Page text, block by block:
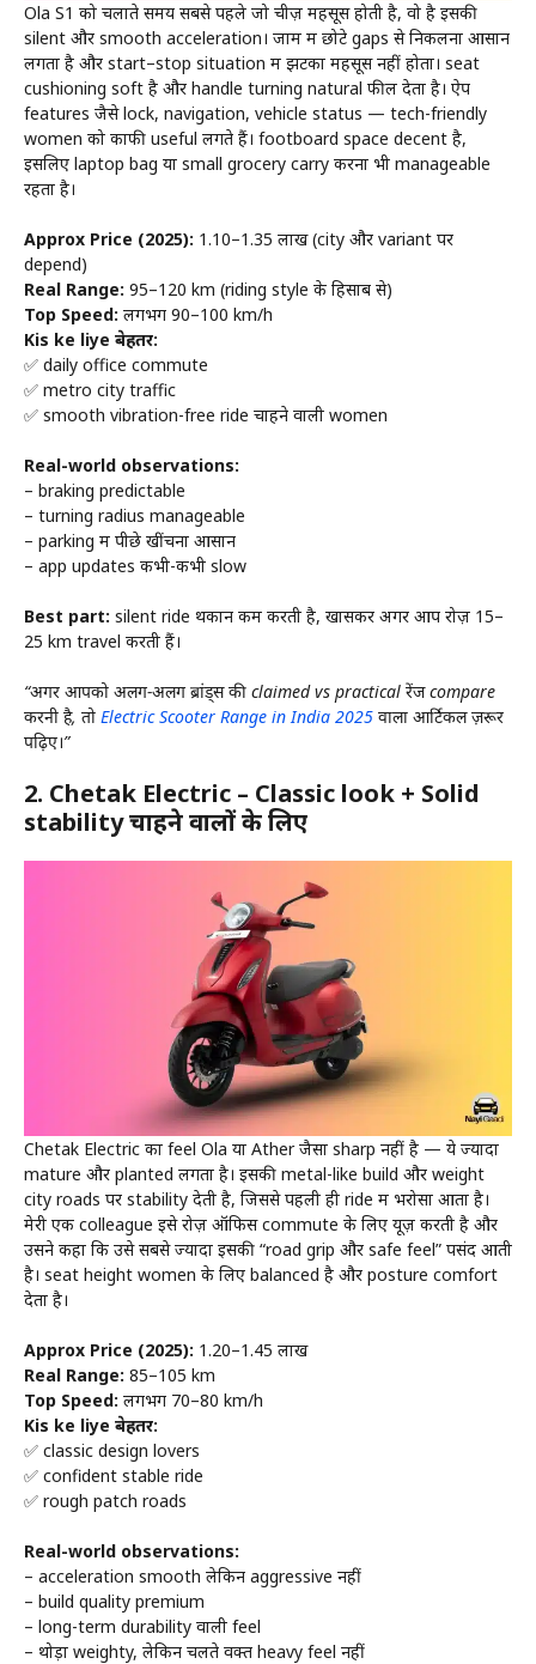
Ola S1 को चलाते समय सबसे पहले जो चीज़ महसूस होती है, वो है इसकी
silent और smooth acceleration। जाम में छोटे gaps से निकलना आसान
लगता है और start–stop situation में झटका महसूस नहीं होता। seat
cushioning soft है और handle turning natural फील देता है। ऐप
features जैसे lock, navigation, vehicle status — tech-friendly
women को काफी useful लगते हैं। footboard space decent है,
इसलिए laptop bag या small grocery carry करना भी manageable
रहता है।
Approx Price (2025): ₹1.10–₹1.35 लाख (city और variant पर
depend)
Real Range: 95–120 km (riding style के हिसाब से)
Top Speed: लगभग 90–100 km/h
Kis ke liye बेहतर:
✅ daily office commute
✅ metro city traffic
✅ smooth vibration-free ride चाहने वाली women
Real-world observations:
– braking predictable
– turning radius manageable
– parking में पीछे खींचना आसान
– app updates कभी-कभी slow
Best part: silent ride थकान कम करती है, खासकर अगर आप रोज़ 15–
25 km travel करती हैं।
“अगर आपको अलग-अलग ब्रांड्स की claimed vs practical रेंज compare
करनी है, तो Electric Scooter Range in India 2025 वाला आर्टिकल ज़रूर
पढ़िए।”
2. Chetak Electric – Classic look + Solid
stability चाहने वालों के लिए
Chetak Electric का feel Ola या Ather जैसा sharp नहीं है — ये ज्यादा
mature और planted लगता है। इसकी metal-like build और weight
city roads पर stability देती है, जिससे पहली ही ride में भरोसा आता है।
मेरी एक colleague इसे रोज़ ऑफिस commute के लिए यूज़ करती है और
उसने कहा कि उसे सबसे ज्यादा इसकी “road grip और safe feel” पसंद आती
है। seat height women के लिए balanced है और posture comfort
देता है।
Approx Price (2025): ₹1.20–₹1.45 लाख
Real Range: 85–105 km
Top Speed: लगभग 70–80 km/h
Kis ke liye बेहतर:
✅ classic design lovers
✅ confident stable ride
✅ rough patch roads
Real-world observations:
– acceleration smooth लेकिन aggressive नहीं
– build quality premium
– long-term durability वाली feel
– थोड़ा weighty, लेकिन चलते वक्त heavy feel नहीं